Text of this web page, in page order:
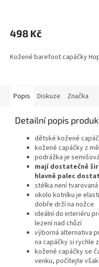
498 Kč
Kožené barefoot capáčky
Popis Diskuze Značka
Detailní popis
dětské kožené
kožené capáčky z
podrážka je
mají dostatečně
hlavně palec
stélka není tvarovaná
okolo kotníku je
dobře drží na nožce
ideální do interiéru
lezení nad chůzí
výborná alternativa
na capáčky si rychle
kožené capáčky se
venku, počítejte